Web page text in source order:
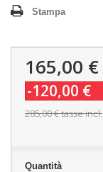
Stampa
165,00 €
-120,00 €
285,00 €tasse incl.
Quantità